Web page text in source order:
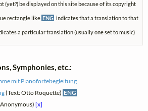
(yet?) be displayed on this site because of its copyright
rectangle like ENG indicates that a translation to that
a particular translation (usually one set to music)
Symphonies, etc.:
mit Pianofortebegleitung
(Text: Otto Roquette) ENG
[x]